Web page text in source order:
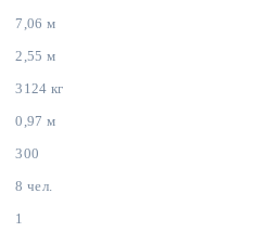
7,06 м
2,55 м
3124 кг
0,97 м
300
8 чел.
1